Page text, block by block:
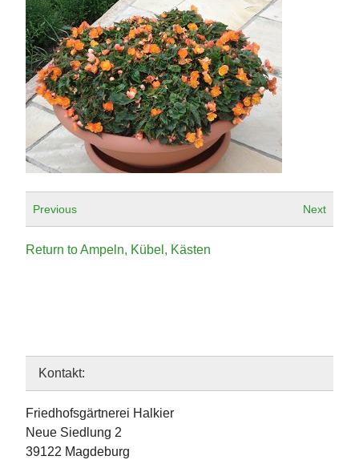
Previous Next
Return to Ampeln, Kübel, Kästen
Kontakt:
Friedhofsgärtnerei Halkier
Neue Siedlung 2
39122 Magdeburg